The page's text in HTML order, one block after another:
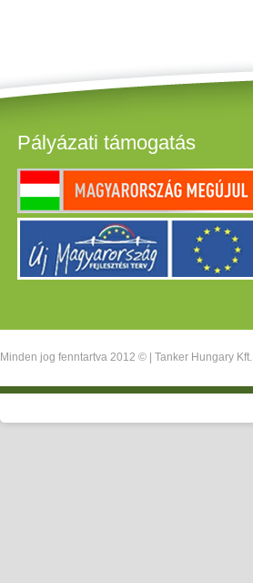
Pályázati támogatás
Minden jog fenntartva 2012 © | Tanker Hungary Kft.